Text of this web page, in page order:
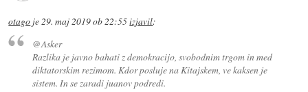
otago je 29. maj 2019 ob 22:55izjavil:
@Asker
Razlika je javno bahati z demokracijo, svobodnim trgom in med
diktatorskim rezimom. Kdor posluje na Kitajskem, ve kaksen je
sistem. In se zaradi juanov podredi.